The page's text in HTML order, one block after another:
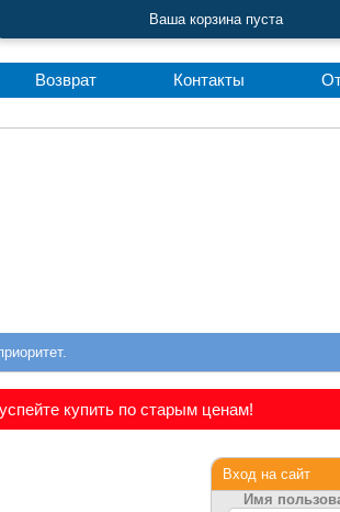
Ваша корзина пуста
Возврат Контакты
купить по старым ценам!
Вход на сайт
Имя